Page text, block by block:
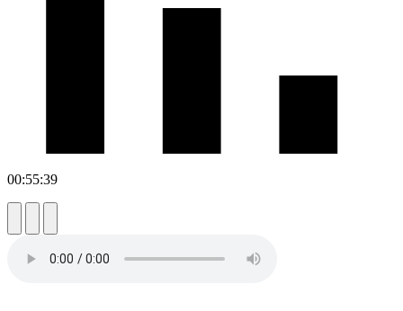
00:55:39